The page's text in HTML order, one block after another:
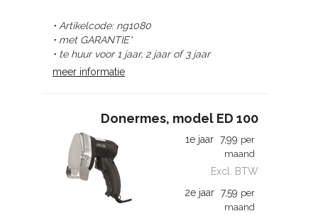
• Artikelcode: ng1080
• met GARANTIE*
• te huur voor 1 jaar, 2 jaar of 3 jaar
meer informatie
Donermes, model ED 100
1e jaar 7,99 per
maand
Excl. BTW
2e jaar 7,59 per
maand